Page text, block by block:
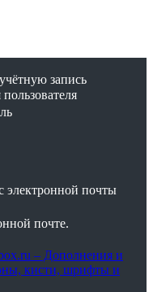
запись
электронной почты
почте.
– Дополнения и
кисти, шрифты и